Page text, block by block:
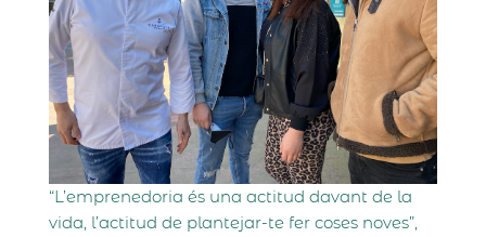
“L’emprenedoria és una actitud davant de la
vida, l’actitud de plantejar-te fer coses noves”,